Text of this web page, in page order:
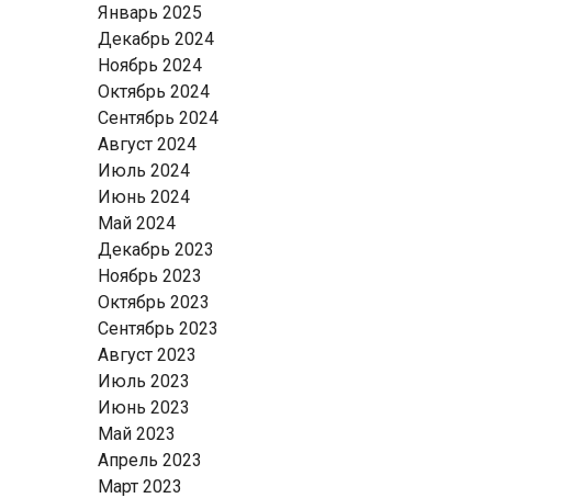
Январь 2025
Декабрь 2024
Ноябрь 2024
Октябрь 2024
Сентябрь 2024
Август 2024
Июль 2024
Июнь 2024
Май 2024
Декабрь 2023
Ноябрь 2023
Октябрь 2023
Сентябрь 2023
Август 2023
Июль 2023
Июнь 2023
Май 2023
Апрель 2023
Март 2023